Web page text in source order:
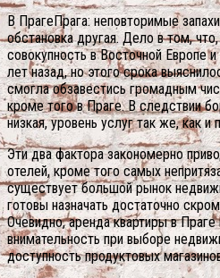
В ПрагеПрага: неповторимые
обстановка другая. Дело в том,
совокупность в Восточной Европе
лет назад, но этого срока
смогла обзавестись громадным
кроме того в Праге.В следствии
низкая, уровень услуг так же, как
Эти два фактора закономерно
отелей, кроме того самых
существует большой рынок
готовы назначать достаточно
Очевидно, аренда квартиры в Праге
внимательность при выборе
доступность продуктовых